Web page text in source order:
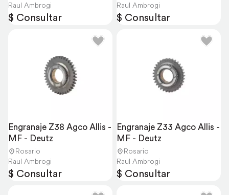
Raul Ambrogi
$ Consultar
Raul Ambrogi
$ Consultar
Engranaje Z38 Agco Allis -
MF - Deutz
Rosario
Raul Ambrogi
$ Consultar
Engranaje Z33 Agco Allis -
MF - Deutz
Rosario
Raul Ambrogi
$ Consultar